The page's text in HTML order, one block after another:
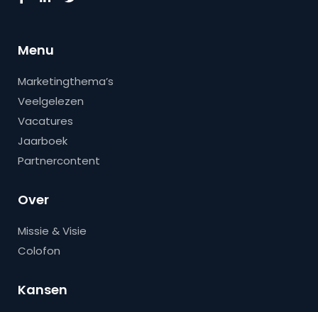
Menu
Marketingthema’s
Veelgelezen
Vacatures
Jaarboek
Partnercontent
Over
Missie & Visie
Colofon
Kansen